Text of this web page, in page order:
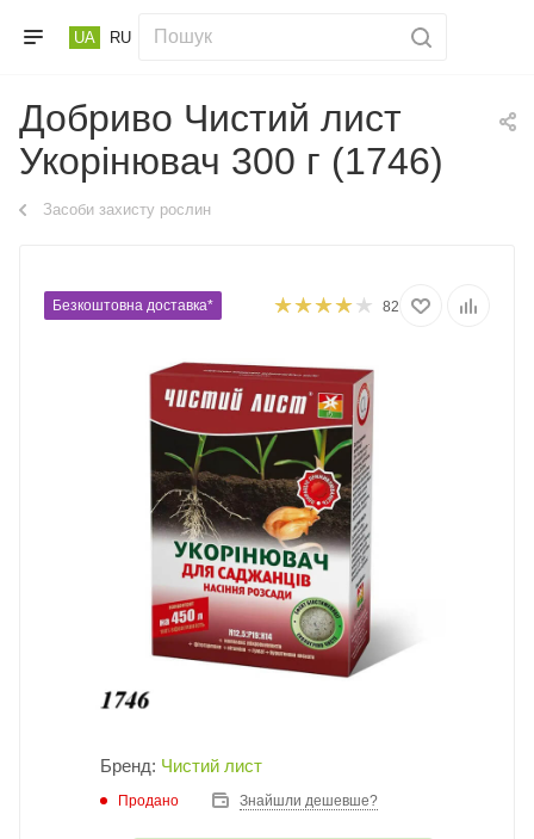
UA RU
Добриво Чистий лист
Укорінювач 300 г (1746)
Засоби захисту рослин
Безкоштовна доставка* 82
Бренд: Чистий лист
Продано Знайшли дешевше?